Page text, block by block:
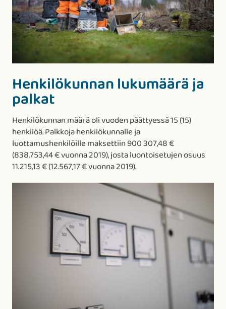
Henkilökunnan lukumäärä ja
palkat
Henkilökunnan määrä oli vuoden päättyessä 15 (15)
henkilöä. Palkkoja henkilökunnalle ja
luottamushenkilöille maksettiin 900 307,48 €
(838.753,44 € vuonna 2019), josta luontoisetujen osuus
11.215,13 € (12.567,17 € vuonna 2019).